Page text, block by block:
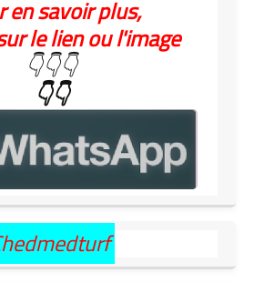
en savoir plus,
le lien ou l'image
👇👇👇
👇👇